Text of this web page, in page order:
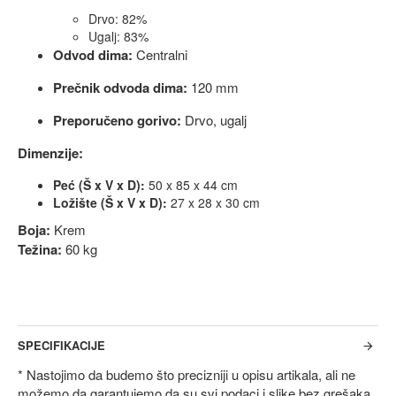
Drvo: 82%
Ugalj: 83%
Odvod dima: Centralni
Prečnik odvoda dima: 120 mm
Preporučeno gorivo: Drvo, ugalj
Dimenzije:
Peć (Š x V x D): 50 x 85 x 44 cm
Ložište (Š x V x D): 27 x 28 x 30 cm
Boja: Krem
Težina: 60 kg
SPECIFIKACIJE
* Nastojimo da budemo što precizniji u opisu artikala, ali ne